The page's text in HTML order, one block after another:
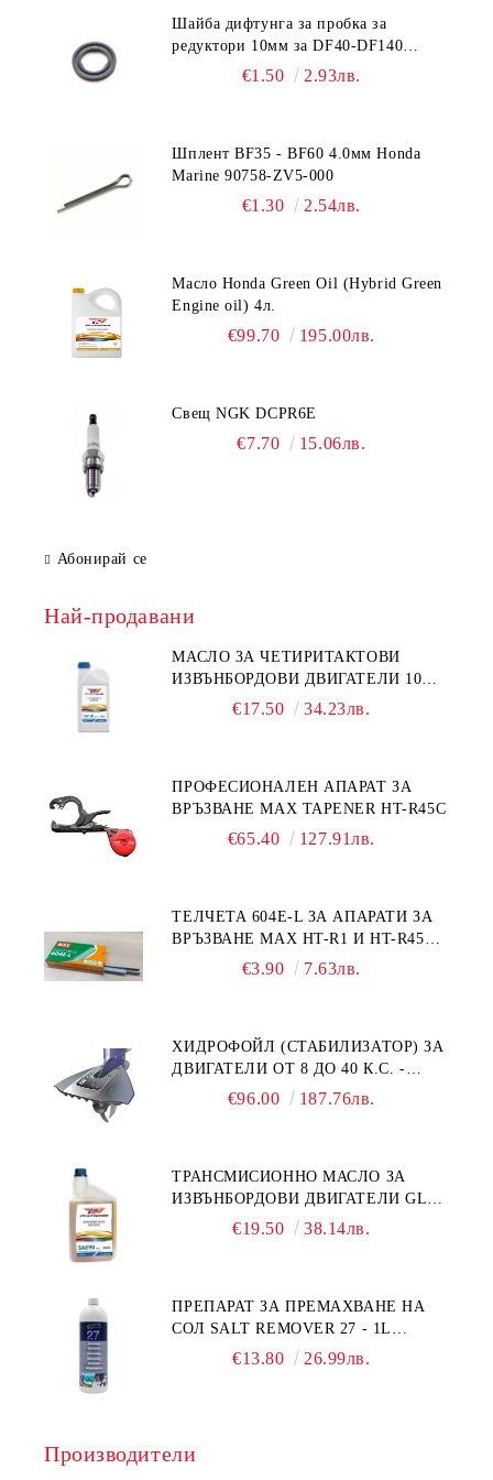
Шайба дифтунга за пробка за
редуктори 10мм за DF40-DF140
Suzuki 09168-10022
€1.50 2.93лв.
Шплент BF35 - BF60 4.0мм Honda
Marine 90758-ZV5-000
€1.30 2.54лв.
Масло Honda Green Oil (Hybrid Green
Engine oil) 4л.
€99.70 195.00лв.
Свещ NGK DCPR6E
€7.70 15.06лв.
Абонирай се
Най-продавани
МАСЛО ЗА ЧЕТИРИТАКТОВИ
ИЗВЪНБОРДОВИ ДВИГАТЕЛИ 10W-
30 HONDA MARINE 08221-999-
€17.50 34.23лв.
ПРОФЕСИОНАЛЕН АПАРАТ ЗА
ВРЪЗВАНЕ MAX TAPENER HT-R45C
€65.40 127.91лв.
ТЕЛЧЕТА 604E-L ЗА АПАРАТИ ЗА
ВРЪЗВАНЕ MAX HT-R1 И HT-R45C
€3.90 7.63лв.
ХИДРОФОЙЛ (СТАБИЛИЗАТОР) ЗА
ДВИГАТЕЛИ ОТ 8 ДО 40 К.С. -
УНИВЕРСАЛЕН SE SPORT 200
€96.00 187.76лв.
ТРАНСМИСИОННО МАСЛО ЗА
ИЗВЪНБОРДОВИ ДВИГАТЕЛИ GL4
HONDA MARINE 08251-999-102PRO
€19.50 38.14лв.
ПРЕПАРАТ ЗА ПРЕМАХВАНЕ НА
СОЛ SALT REMOVER 27 - 1L
NAUTIC CLEAN
€13.80 26.99лв.
Производители